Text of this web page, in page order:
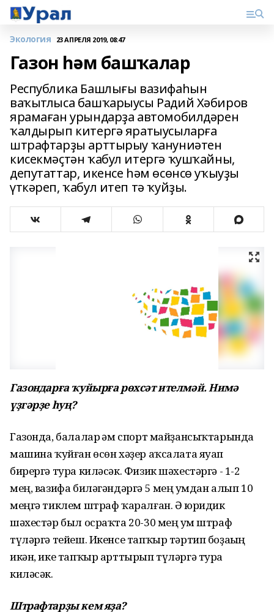
Экология 23 АПРЕЛЯ 2019, 08:47
Газон һәм башҡалар
Республика Башлығы вазифаһын
ваҡытлыса башҡарыусы Радий Хәбиров
ярамаған урындарҙа автомобилдәрен
ҡалдырып китергә яратыусыларға
штрафтарҙы арттырыу ҡануниәтен
кисекмәҫтән ҡабул итергә ҡушҡайны,
депутаттар, икенсе һәм өсөнсө уҡыуҙы
үткәреп, ҡабул итеп тә ҡуйҙы.
Газондарға ҡуйырға рөхсәт ителмәй. Нимә
үҙгәрҙе һуң?
Газонда, балалар һәм спорт майҙансыҡтарында
машина ҡуйған өсөн хәҙер аҡсалата яуап
бирергә тура киләсәк. Физик шәхестәргә - 1-2
мең, вазифа биләгәндәргә 5 мең һумдан алып 10
меңгә тиклем штраф ҡаралған. Ә юридик
шәхестәр был осраҡта 20-30 мең һум штраф
түләргә тейеш. Икенсе тапҡыр тәртип боҙаһың
икән, ике тапҡыр арттырып түләргә тура
киләсәк.
Штрафтарҙы кем яҙа?